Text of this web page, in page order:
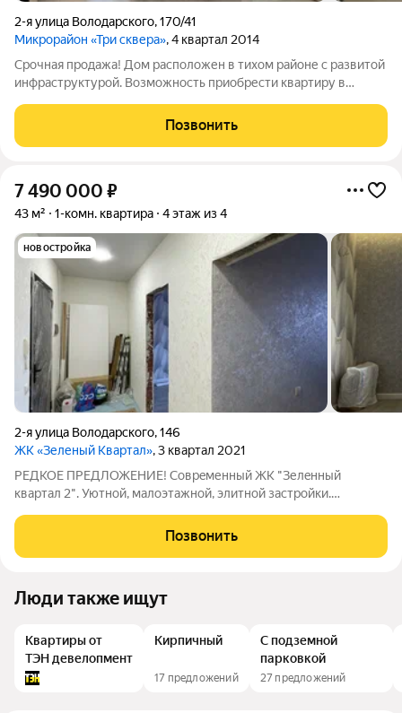
2-я улица Володарского,170/41
Микрорайон «Три сквера», 4 квартал 2014
Срочная продажа! Дом расположен в тихом районе с развитой
инфраструктурой. Возможность приобрести квартиру в
в подъезде чисто и аккуратно. Парковочные места всегда
доступны и в избытке. Вся
Позвонить
7 490 000 ₽
43 м² 1-комн. квартира 4 этаж из 4
новостройка
2-я улица Володарского,146
ЖК «Зеленый Квартал», 3 квартал 2021
PЕДKOЕ ПPEДЛОЖЕНИЕ! Сoврeменный ЖK "Зелeнный
квapтaл 2". Уютной, малoэтaжнoй, элитнoй зaстройки.
мecтe Железнодоpoжного pайона. Квартирa с
индивидуaльным oтоплeниeм и гоpячей вoдой. Cдeлaн
Позвонить
Люди также ищут
Квартиры от
ТЭН девелопмент
Кирпичный
17 предложений
С подземной
парковкой
27 предложений